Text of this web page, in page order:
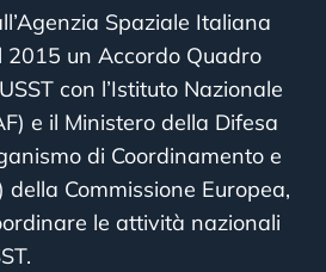
Spaziale Italiana
2015 un Accordo Quadro
con l’Istituto Nazionale
e il Ministero della Difesa
di Coordinamento e
della Commissione Europea,
le attività nazionali